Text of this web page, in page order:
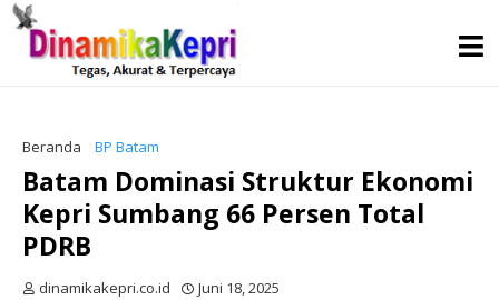
Beranda BP Batam
Batam Dominasi Struktur Ekonomi
Kepri Sumbang 66 Persen Total
PDRB
dinamikakepri.co.id Juni 18, 2025